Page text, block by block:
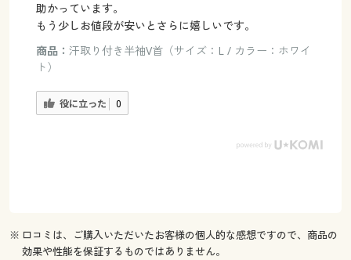
助かっています。
もう少しお値段が安いとさらに嬉しいです。
商品： 汗取り付き半袖V首（サイズ：L / カラー：ホワイ
ト）
役に立った 0
※ 口コミは、ご購入いただいたお客様の個人的な感想ですので、商品の
効果や性能を保証するものではありません。